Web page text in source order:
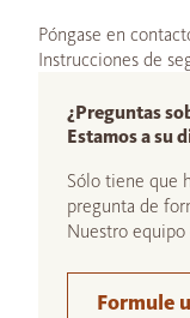
Póngase en
Instrucciones de
¿Preguntas
Estamos a su
Sólo tiene que
pregunta de
Nuestro equipo
Formule